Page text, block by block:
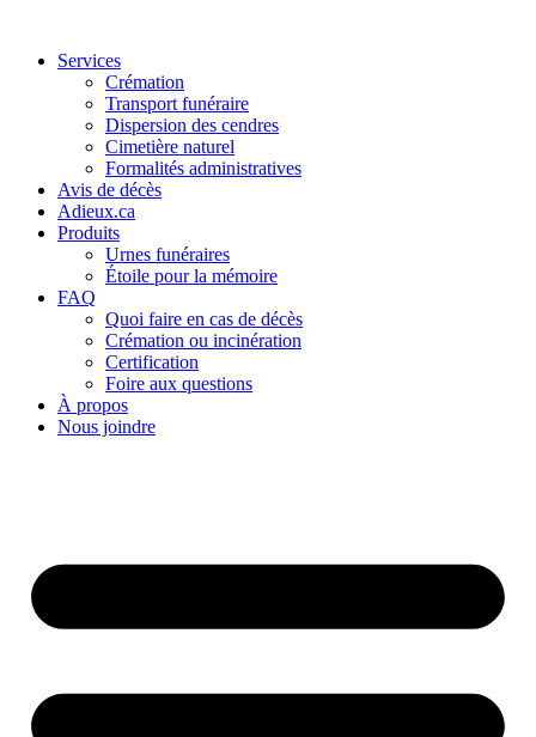
Services
Crémation
Transport funéraire
Dispersion des cendres
Cimetière naturel
Formalités administratives
Avis de décès
Adieux.ca
Produits
Urnes funéraires
Étoile pour la mémoire
FAQ
Quoi faire en cas de décès
Crémation ou incinération
Certification
Foire aux questions
À propos
Nous joindre